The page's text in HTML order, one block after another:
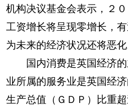
机构决议基金会表示，２
工资增长将呈现零增长，
为未来的经济状况还将恶化
国内消费是英国经济的
业所属的服务业是英国经
生产总值（ＧＤＰ）比重